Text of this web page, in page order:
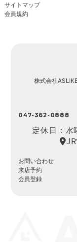
サイトマップ
会員規約
株式会社
047-362-0888
定休日：
お問い合わせ
来店予約
会員登録